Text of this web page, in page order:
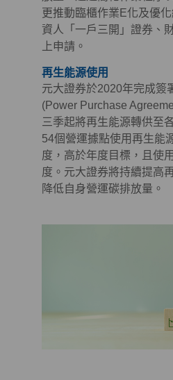
更推動臨櫃作業E化及優
資人「一戶三開」證券、
上申請。
再生能源使用
元大證券於2020年完成簽
(Power Purchase
三季起將再生能源轉供至
54個營運據點使用再生能
度，高於年度目標，且使
度。元大證券將持續提高
降低自身營運碳排放量。